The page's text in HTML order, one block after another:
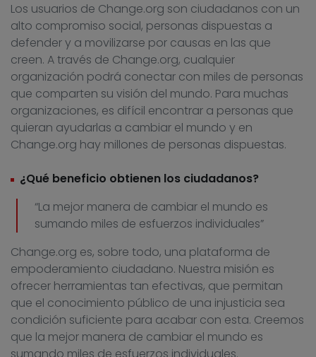
Los usuarios de Change.org son ciudadanos con un
alto compromiso social, personas dispuestas a
defender y a movilizarse por causas en las que
creen. A través de Change.org, cualquier
organización podrá conectar con miles de personas
que comparten su visión del mundo. Para muchas
organizaciones, es difícil encontrar a personas que
quieran ayudarlas a cambiar el mundo y en
Change.org hay millones de personas dispuestas.
¿Qué beneficio obtienen los ciudadanos?
“La mejor manera de cambiar el mundo es
sumando miles de esfuerzos individuales”
Change.org es, sobre todo, una plataforma de
empoderamiento ciudadano. Nuestra misión es
ofrecer herramientas tan efectivas, que permitan
que el conocimiento público de una injusticia sea
condición suficiente para acabar con esta. Creemos
que la mejor manera de cambiar el mundo es